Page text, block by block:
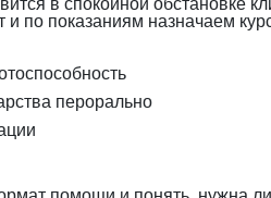
в спокойной обстановке
по показаниям назначаем
перорально